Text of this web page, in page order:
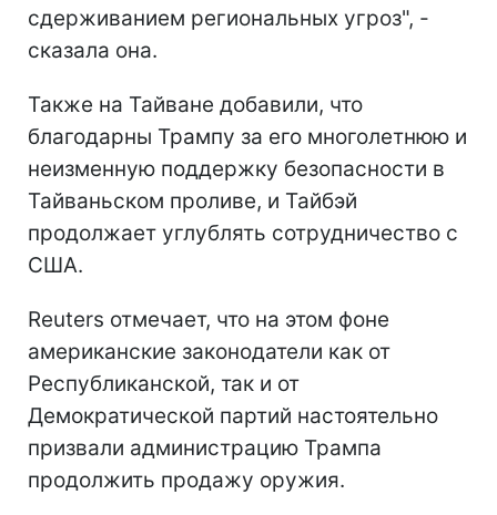
сдерживанием региональных угроз", -
сказала она.
Также на Тайване добавили, что
благодарны Трампу за его многолетнюю и
неизменную поддержку безопасности в
Тайваньском проливе, и Тайбэй
продолжает углублять сотрудничество с
США.
Reuters отмечает, что на этом фоне
американские законодатели как от
Республиканской, так и от
Демократической партий настоятельно
призвали администрацию Трампа
продолжить продажу оружия.